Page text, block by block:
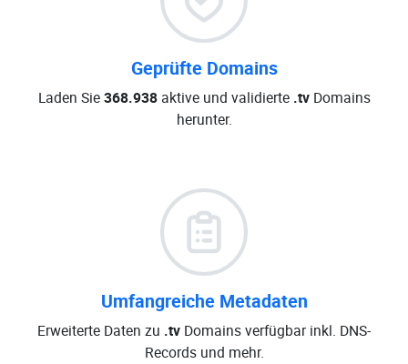
Geprüfte Domains
Laden Sie368.938aktive und validierte .tvDomains
herunter.
Umfangreiche Metadaten
Erweiterte Daten zu .tv Domains verfügbar inkl. DNS-
Records und mehr.